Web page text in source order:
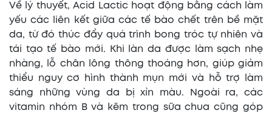
Về lý thuyết, Acid Lactic hoạt động bằng cách làm
yếu các liên kết giữa các tế bào chết trên bề mặt
da, từ đó thúc đẩy quá trình bong tróc tự nhiên và
tái tạo tế bào mới. Khi làn da được làm sạch nhẹ
nhàng, lỗ chân lông thông thoáng hơn, giúp giảm
thiểu nguy cơ hình thành mụn mới và hỗ trợ làm
sáng những vùng da bị xỉn màu. Ngoài ra, các
vitamin nhóm B và kẽm trong sữa chua cũng góp